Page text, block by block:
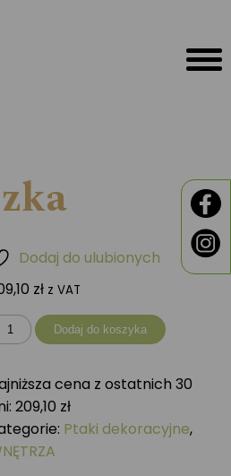
zł z VAT
Dodaj do koszyka
Dodaj do ulubionych
cena z ostatnich 30
209,10 zł
Ptaki dekoracyjne,